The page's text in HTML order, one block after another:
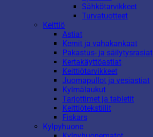
Sähkötarvikkeet
Turvatuotteet
Keittiö
Astiat
Kernit ja vahakankaat
Pakastus- ja säilytysrasiat
Kertakäyttöastiat
Keittiötarvikkeet
Juomapullot ja vesiastiat
Kylmälaukut
Tarjottimet ja tabletit
Keittiötekstiilit
Fiskars
Kylpyhuone